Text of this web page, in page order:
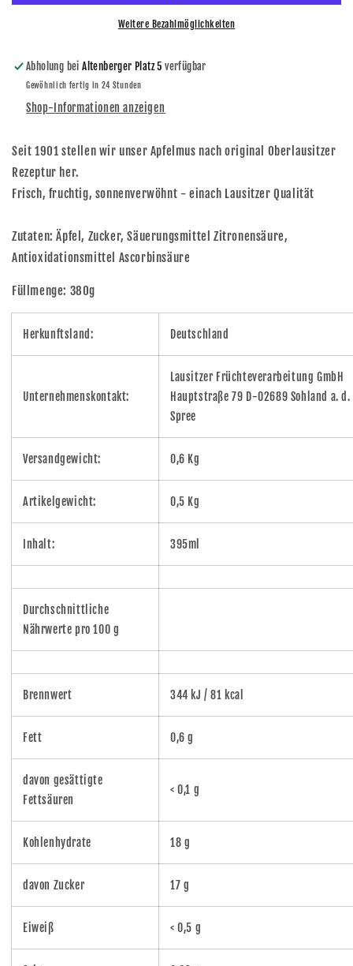
Weitere Bezahlmöglichkeiten
Abholung beiAltenberger Platz 5 verfügbar
Gewöhnlich fertig in 24 Stunden
Shop-Informationen anzeigen
Seit 1901 stellen wir unser Apfelmus nach original Oberlausitzer
Rezeptur her.
Frisch, fruchtig, sonnenverwöhnt - einach Lausitzer Qualität
Zutaten: Äpfel, Zucker, Säuerungsmittel Zitronensäure,
Antioxidationsmittel Ascorbinsäure
Füllmenge: 380g
Herkunftsland: Deutschland
Unternehmenskontakt:
Lausitzer Früchteverarbeitung GmbH
Hauptstraße 79 D-02689 Sohland a. d.
Spree
Versandgewicht: 0,6 Kg
Artikelgewicht: 0,5 Kg
Inhalt: 395ml
Durchschnittliche
Nährwerte pro 100 g
Brennwert 344 kJ / 81 kcal
Fett 0,6 g
davon gesättigte
Fettsäuren
< 0,1 g
Kohlenhydrate 18 g
davon Zucker 17 g
Eiweiß < 0,5 g